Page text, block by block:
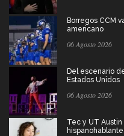
Borregos CCM
americano
06 Agosto 2026
Del escenario
Estados Unidos
06 Agosto 2026
Tec y UT